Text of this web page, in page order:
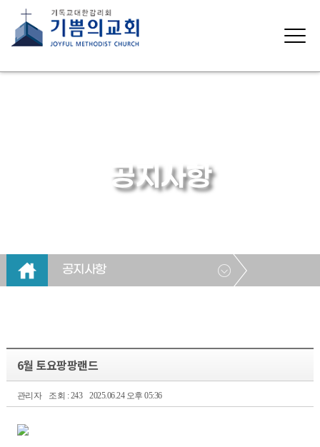
공지사항
공지사항
6월 토요팡팡랜드
관리자 조회 : 243 2025.06.24 오후 05:36